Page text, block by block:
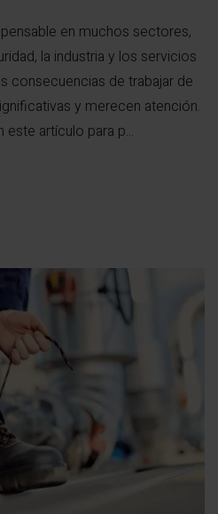
en muchos sectores,
la industria y los servicios
consecuencias de trabajar de
y merecen atención.
este artículo para p...